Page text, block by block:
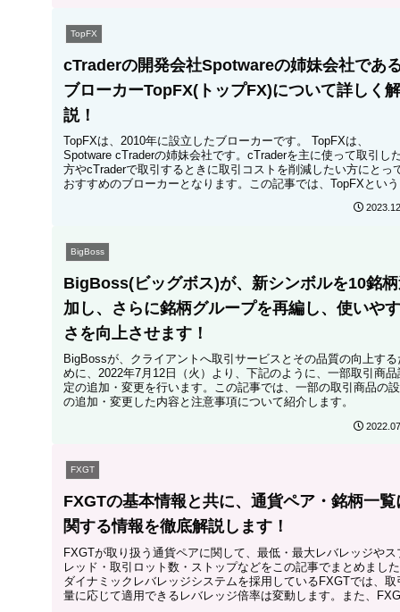
TopFX
cTraderの開発会社Spotwareの姉妹会社であ
ブローカーTopFX(トップFX)について詳しく解
説！
TopFXは、2010年に設立したブローカーです。 TopFXは、
Spotware cTraderの姉妹会社です。cTraderを主に使って取引し
方やcTraderで取引するときに取引コストを削減したい方にとって
おすすめのブローカーとなります。この記事では、TopFXとい
BigBoss
BigBoss(ビッグボス)が、新シンボルを10銘
加し、さらに銘柄グループを再編し、使いやす
さを向上させます！
BigBossが、クライアントへ取引サービスとその品質の向上する
めに、2022年7月12日（火）より、下記のように、一部取引商品
定の追加・変更を行います。この記事では、一部の取引商品の
の追加・変更した内容と注意事項について紹介します。
FXGT
FXGTの基本情報と共に、通貨ペア・銘柄一覧
関する情報を徹底解説します！
FXGTが取り扱う通貨ペアに関して、最低・最大レバレッジやス
レッド・取引ロット数・ストップなどをこの記事でまとめました
ダイナミックレバレッジシステムを採用しているFXGTでは、取
量に応じて適用できるレバレッジ倍率は変動します。また、